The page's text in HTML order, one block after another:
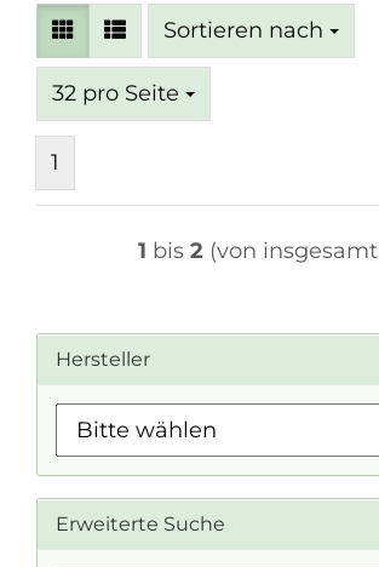
Sortieren nach
Sortieren nach
32 pro Seite
pro Seite
1
1 bis 2 (von insgesamt
Hersteller
Erweiterte Suche